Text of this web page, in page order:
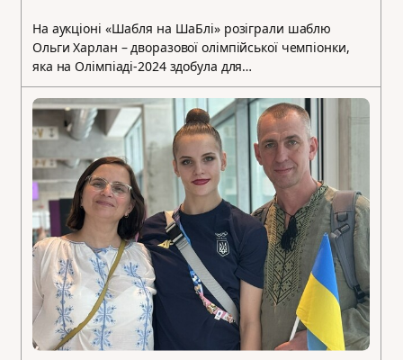
На аукціоні «Шабля на ШаБлі» розіграли шаблю
Ольги Харлан – дворазової олімпійської чемпіонки,
яка на Олімпіаді-2024 здобула для…